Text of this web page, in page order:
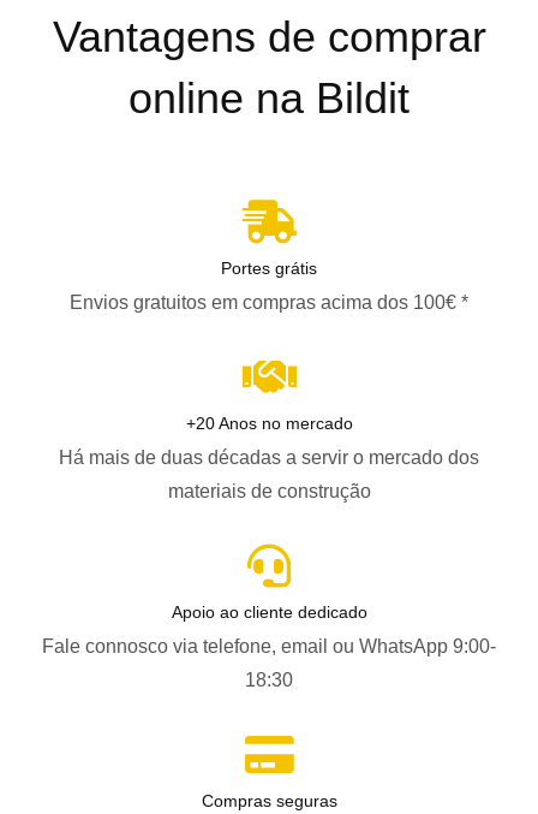
Vantagens de comprar
online na Bildit
Portes grátis
Envios gratuitos em compras acima dos 100€ *
+20 Anos no mercado
Há mais de duas décadas a servir o mercado dos
materiais de construção
Apoio ao cliente dedicado
Fale connosco via telefone, email ou WhatsApp 9:00-
18:30
Compras seguras